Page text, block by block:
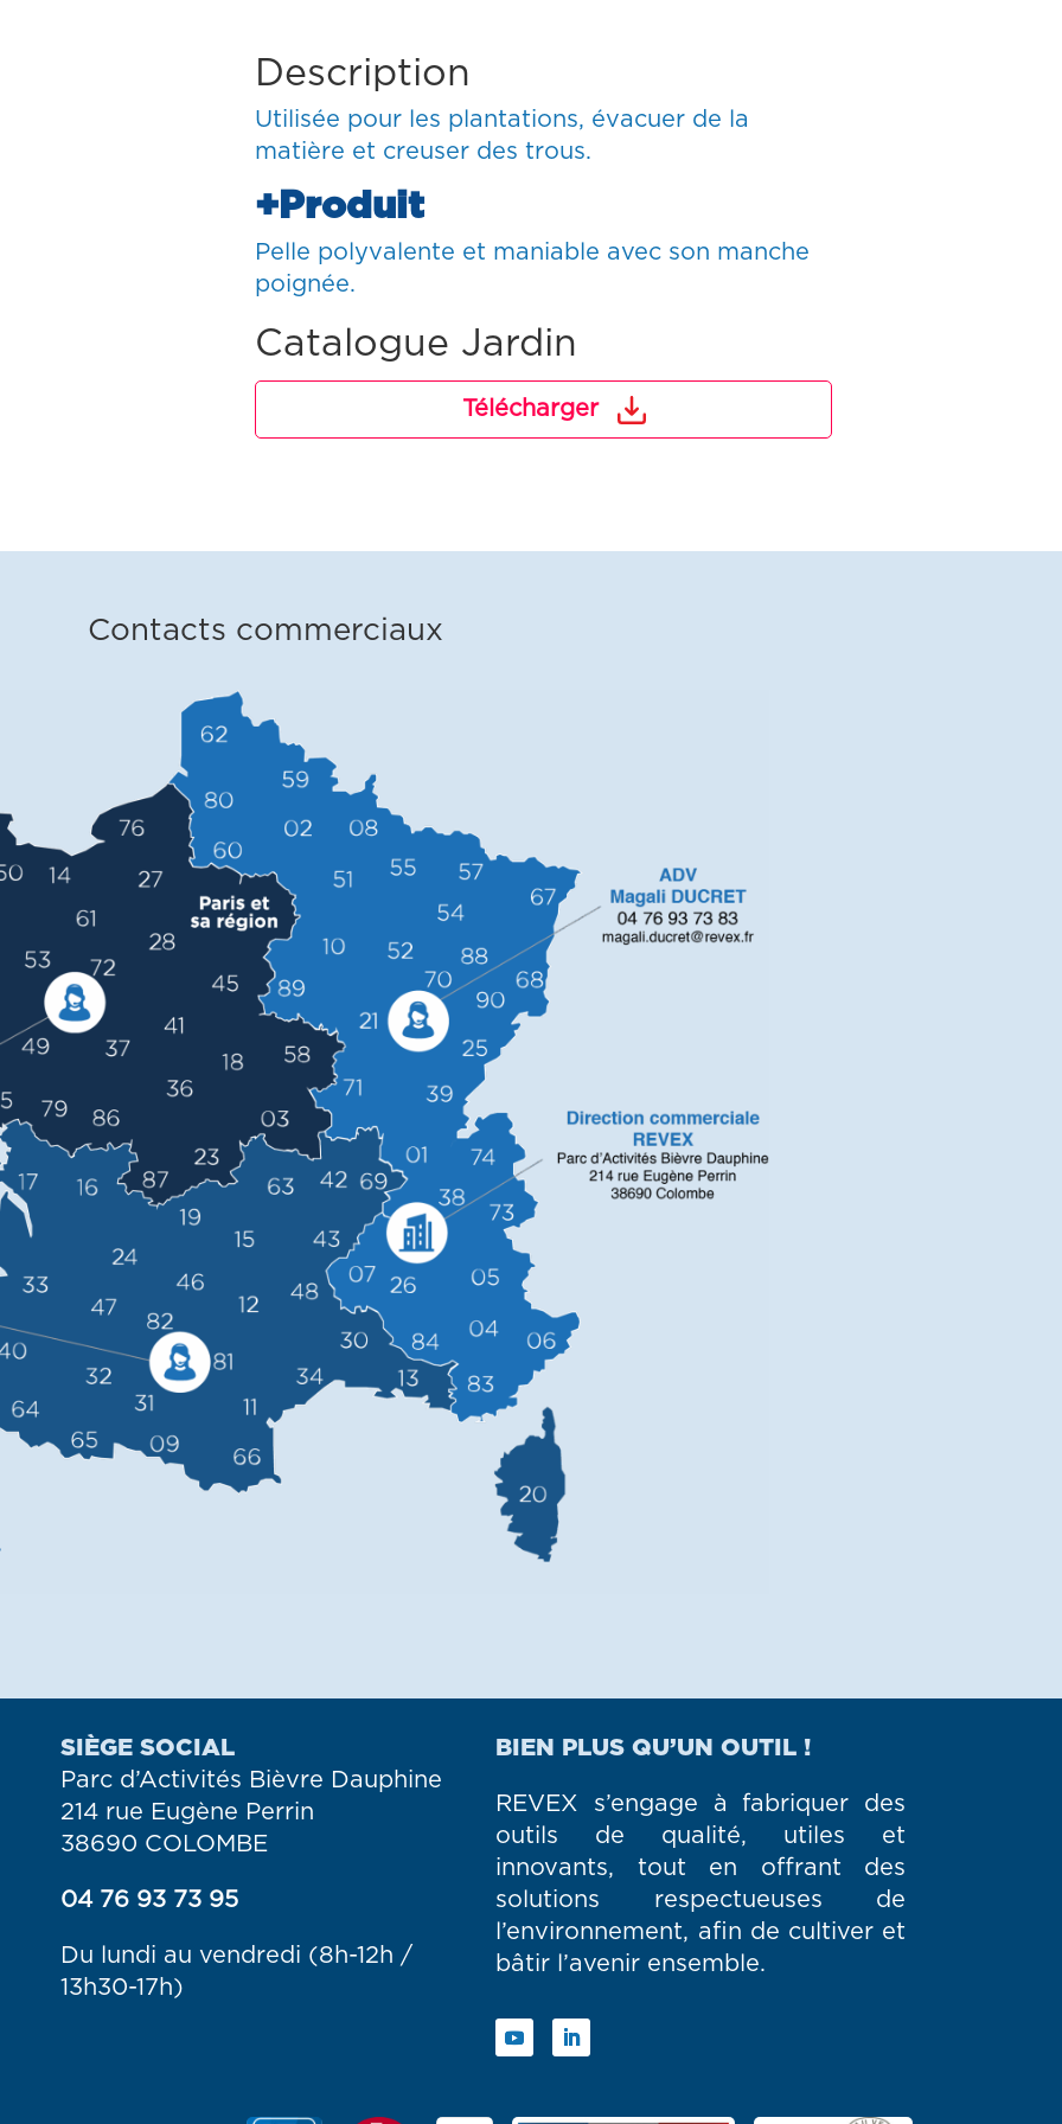
Description
Utilisée pour les plantations, évacuer de la
matière et creuser des trous.
+Produit
Pelle polyvalente et maniable avec son manche
poignée.
Catalogue Jardin
Télécharger
Contacts commerciaux
SIÈGE SOCIAL
Parc d’Activités Bièvre Dauphine
214 rue Eugène Perrin
38690 COLOMBE
04 76 93 73 95
Du lundi au vendredi (8h-12h /
13h30-17h)
BIEN PLUS QU’UN OUTIL !
REVEX s’engage à fabriquer des
outils de qualité, utiles et
innovants, tout en offrant des
solutions respectueuses de
l’environnement, afin de cultiver et
bâtir l’avenir ensemble.